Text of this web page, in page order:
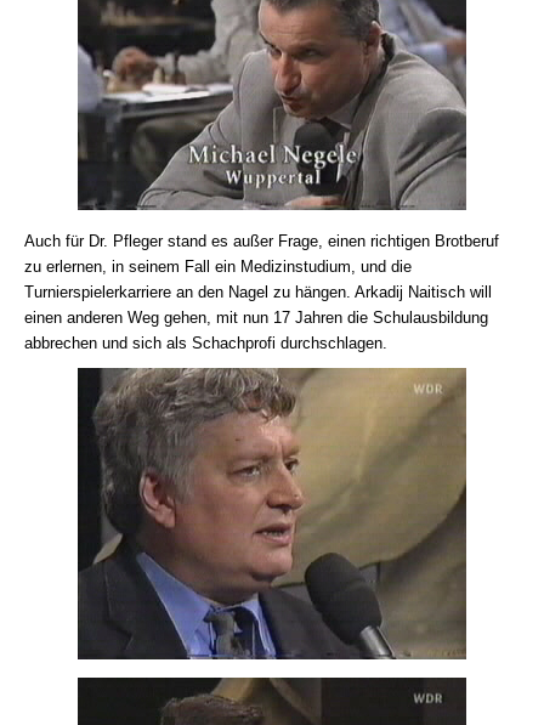
Auch für Dr. Pfleger stand es außer Frage, einen richtigen Brotberuf
zu erlernen, in seinem Fall ein Medizinstudium, und die
Turnierspielerkarriere an den Nagel zu hängen. Arkadij Naitisch will
einen anderen Weg gehen, mit nun 17 Jahren die Schulausbildung
abbrechen und sich als Schachprofi durchschlagen.